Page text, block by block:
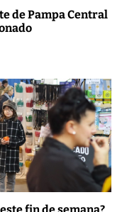
de Pampa Central